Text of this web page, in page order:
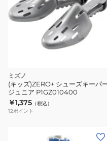
ミズノ
(キッズ)ZERO+ シューズキーパ
ジュニア P1GZ010400
￥1,375 （税込）
12ポイント
ラ
イ
ー